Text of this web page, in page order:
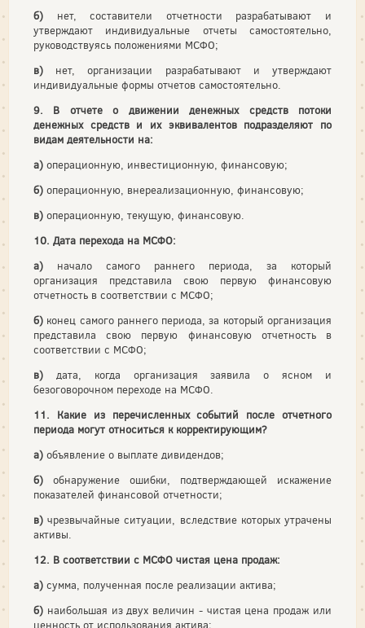
б) нет, составители отчетности разрабатывают и
утверждают индивидуальные отчеты самостоятельно,
руководствуясь положениями МСФО;
в) нет, организации разрабатывают и утверждают
индивидуальные формы отчетов самостоятельно.
9. В отчете о движении денежных средств потоки
денежных средств и их эквивалентов подразделяют по
видам деятельности на:
а) операционную, инвестиционную, финансовую;
б) операционную, внереализационную, финансовую;
в) операционную, текущую, финансовую.
10. Дата перехода на МСФО:
а) начало самого раннего периода, за который
организация представила свою первую финансовую
отчетность в соответствии с МСФО;
б) конец самого раннего периода, за который организация
представила свою первую финансовую отчетность в
соответствии с МСФО;
в) дата, когда организация заявила о ясном и
безоговорочном переходе на МСФО.
11. Какие из перечисленных событий после отчетного
периода могут относиться к корректирующим?
а) объявление о выплате дивидендов;
б) обнаружение ошибки, подтверждающей искажение
показателей финансовой отчетности;
в) чрезвычайные ситуации, вследствие которых утрачены
активы.
12. В соответствии с МСФО чистая цена продаж:
а) сумма, полученная после реализации актива;
б) наибольшая из двух величин - чистая цена продаж или
ценность от использования актива;